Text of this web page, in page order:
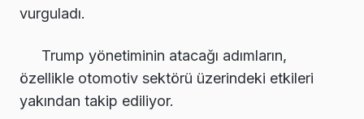
vurguladı.
Trump yönetiminin atacağı adımların,
özellikle otomotiv sektörü üzerindeki etkileri
yakından takip ediliyor.